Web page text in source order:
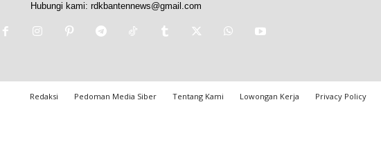
Hubungi kami: rdkbantennews@gmail.com
Redaksi Pedoman Media Siber Tentang Kami Lowongan Kerja Privacy Policy